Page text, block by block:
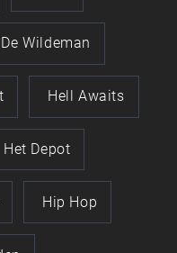
De Wildeman
Hell Awaits
Het Depot
Hip Hop